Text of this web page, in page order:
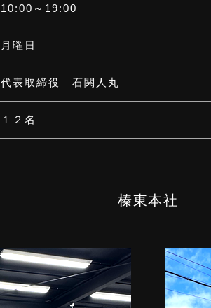
10:00～19:00
月曜日
代表取締役 石関人丸
１２名
榛東本社